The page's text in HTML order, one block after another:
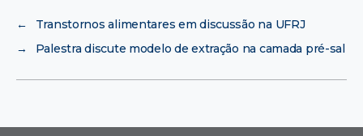
←
Transtornos alimentares em discussão na UFRJ
→
Palestra discute modelo de extração na camada pré-sal